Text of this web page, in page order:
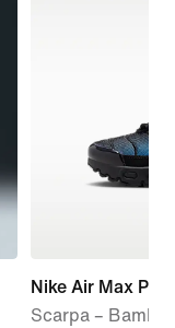
Nike Air Max Plus
Scarpa –